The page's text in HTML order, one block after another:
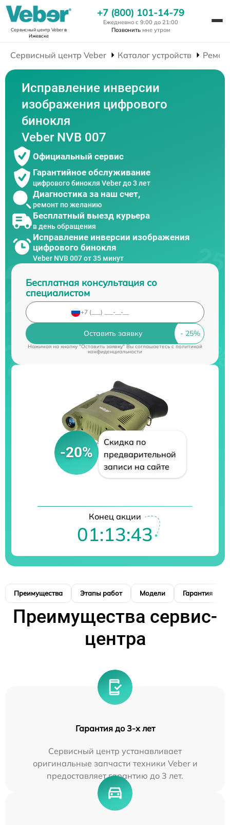
Сервисный центр Veberв
Ижевске
+7 (800) 101-14-79
Ежедневно с 9:00 до 21:00
Позвонить мне утром
Сервисный центр Veber Каталог устройств
Исправление инверсии
изображения цифрового
бинокля
Veber NVB 007
Официальный сервис
Гарантийное обслуживание
цифрового бинокля Veber до 3 лет
Диагностика за наш счет,
ремонт по желанию
Бесплатный выезд курьера
в день обращения
Исправление инверсии изображения
цифрового бинокля
Veber NVB 007 от 35 минут
Бесплатная консультация со
специалистом
Оставить заявку
Нажимая на кнопку "Оставить заявку" Вы соглашаетесь cполитикой
конфиденциальности
-20%
Скидка по
предварительной
записи на сайте
Конец акции
01:13:42
Преимущества Этапы работ Модели Гарантия
Преимущества сервис-
центра
Гарантия до 3-х лет
Сервисный центр устанавливает
оригинальные запчасти техники Veber и
предоставляет гарантию до 3 лет.